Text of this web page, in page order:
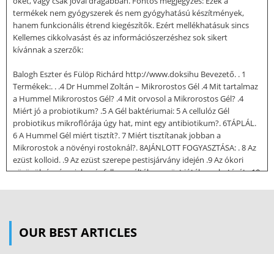
termékek nem gyógyszerek és nem gyógyhatású készítmények,
hanem funkcionális étrend kiegészítők. Ezért mellékhatásuk sincs
Kellemes cikkolvasást és az információszerzéshez sok sikert
kívánnak a szerzők:
Balogh Eszter és Fülöp Richárd http://www.doksihu Bevezető. . 1
Termékek:. . .4 Dr Hummel Zoltán – Mikrorostos Gél .4 Mit tartalmaz
a Hummel Mikrorostos Gél? .4 Mit orvosol a Mikrorostos Gél? .4
Miért jó a probiotikum? .5 A Gél baktériumai: 5 A cellulóz Gél
probiotikus mikroflórája úgy hat, mint egy antibiotikum?. 6TÁPLÁL.
6 A Hummel Gél miért tisztít?. 7 Miért tisztítanak jobban a
Mikrorostok a növényi rostoknál?. 8AJÁNLOTT FOGYASZTÁSA: . 8 Az
ezüst kolloid. .9 Az ezüst szerepe pestisjárvány idején .9 Az ókori
görögök és rómaiak már felhasználták az ezüst jótékony hatását: .10
kiegyensúlyozó és harmonizáló hatással van, . 12 A középkori
OUR BEST ARTICLES